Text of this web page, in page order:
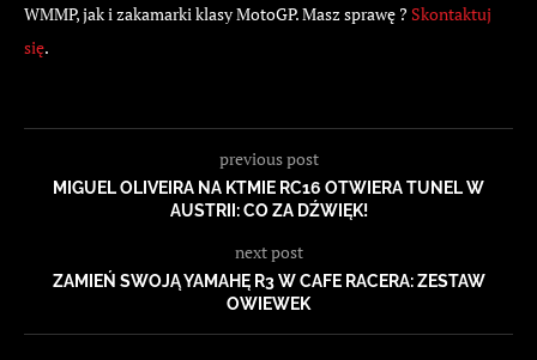
WMMP, jak i zakamarki klasy MotoGP. Masz sprawę ? Skontaktuj
się.
previous post
MIGUEL OLIVEIRA NA KTMIE RC16 OTWIERA TUNEL W
AUSTRII: CO ZA DŹWIĘK!
next post
ZAMIEŃ SWOJĄ YAMAHĘ R3 W CAFE RACERA: ZESTAW
OWIEWEK